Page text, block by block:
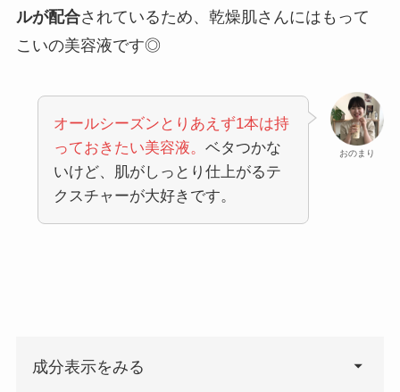
ルが配合されているため、乾燥肌さんにはもって
こいの美容液です◎
おのまり
オールシーズンとりあえず1本は持
っておきたい美容液。 ベタつかな
いけど、肌がしっとり仕上がるテ
クスチャーが大好きです。
成分表示をみる